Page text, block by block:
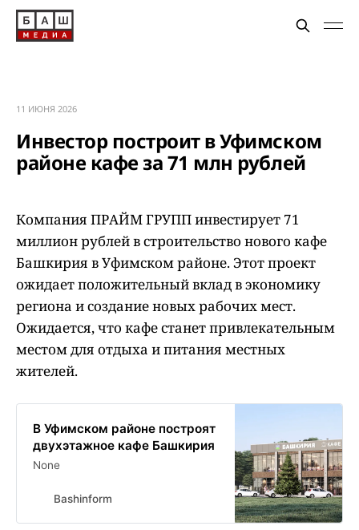
11 ИЮНЯ 2026
Инвестор построит в Уфимском
районе кафе за 71 млн рублей
Компания ПРАЙМ ГРУПП инвестирует 71
миллион рублей в строительство нового кафе
Башкирия в Уфимском районе. Этот проект
ожидает положительный вклад в экономику
региона и создание новых рабочих мест.
Ожидается, что кафе станет привлекательным
местом для отдыха и питания местных
жителей.
В Уфимском районе построят
двухэтажное кафе Башкирия
None
Bashinform